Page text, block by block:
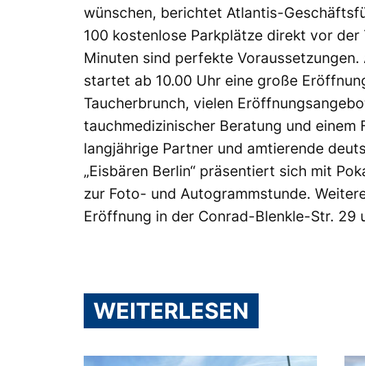
wünschen, berichtet Atlantis-
100 kostenlose Parkplätze direkt vor
Minuten sind perfekte Voraussetzungen.
startet ab 10.00 Uhr eine große
Taucherbrunch, vielen
tauchmedizinischer Beratung und einem
langjährige Partner und amtierende
„Eisbären Berlin“ präsentiert sich mit
zur Foto- und Autogrammstunde.
Eröffnung in der Conrad-Blenkle-Str. 29
WEITERLESEN